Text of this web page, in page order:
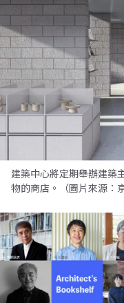
建築中心將定期舉辦建築
物的商店。（圖片來源：